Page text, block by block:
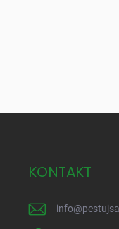
KONTAKT
info@